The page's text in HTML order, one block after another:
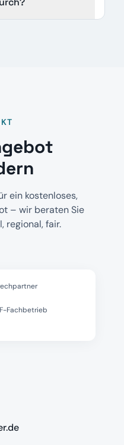
ein kostenloses,
– wir beraten Sie
regional, fair.
Fachbetrieb